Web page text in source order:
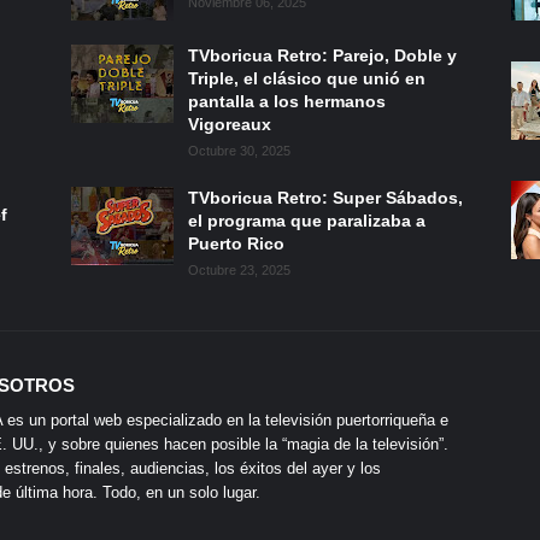
TVboricua Retro: Parejo, Doble y
Triple, el clásico que unió en
pantalla a los hermanos
Vigoreaux
Octubre 30, 2025
TVboricua Retro: Super Sábados,
el programa que paralizaba a
Puerto Rico
Octubre 23, 2025
es un portal web especializado en la televisión puertorriqueña e
UU., y sobre quienes hacen posible la “magia de la televisión”.
finales, audiencias, los éxitos del ayer y los
última hora. Todo, en un solo lugar.